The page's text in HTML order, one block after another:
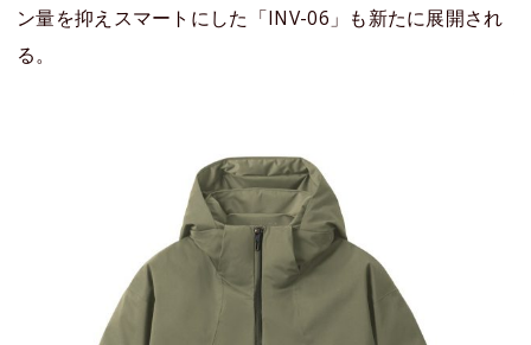
ン量を抑えスマートにした「INV-06」も新たに展開され
る。